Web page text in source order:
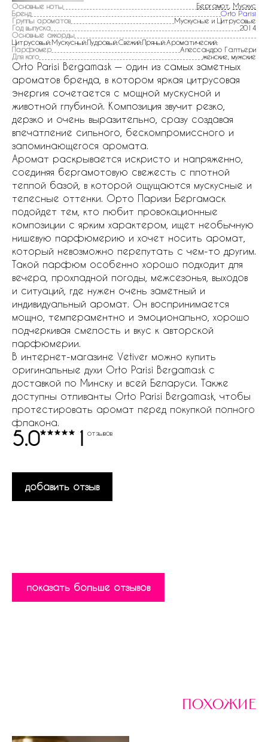
Основные ноты Бергамот Мускус
Бренд
Orto Parisi
Группы ароматов
Мускусные и Цитрусовые
Год выпуска
2014
Основные аккорды
Цитрусовый:Мускусный:Пудровый:Свежий:Пряный:Ароматический:
Парфюмер
Алессандро Галтьери
Для кого
женские, мужские
Orto Parisi Bergamask — один из самых заметных
ароматов бренда, в котором яркая цитрусовая
энергия сочетается с мощной мускусной и
животной глубиной. Композиция звучит резко,
дерзко и очень выразительно, сразу создавая
впечатление сильного, бескомпромиссного и
запоминающегося аромата.
Аромат раскрывается искристо и напряженно,
соединяя бергамотовую свежесть с плотной
теплой базой, в которой ощущаются мускусные и
телесные оттенки. Орто Паризи Бергамаск
подойдет тем, кто любит провокационные
композиции с ярким характером, ищет необычную
нишевую парфюмерию и хочет носить аромат,
который невозможно перепутать с чем-то другим.
Такой парфюм особенно хорошо подходит для
вечера, прохладной погоды, межсезонья, выходов
и ситуаций, где нужен очень заметный и
индивидуальный аромат. Он воспринимается
мощно, темпераментно и эмоционально, хорошо
подчеркивая смелость и вкус к авторской
парфюмерии.
В интернет-магазине Vetiver можно купить
оригинальные духи Orto Parisi Bergamask с
доставкой по Минску и всей Беларуси. Также
доступны отливанты Orto Parisi Bergamask, чтобы
протестировать аромат перед покупкой полного
флакона.
5.0 1 отзывов
добавить отзыв
показать больше отзывов
похожие